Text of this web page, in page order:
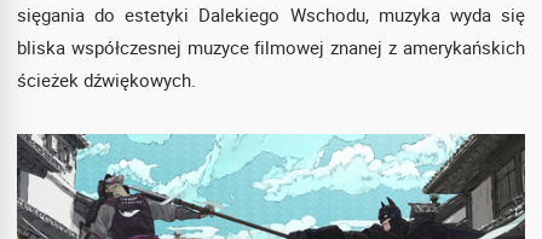
sięgania do estetyki Dalekiego Wschodu, muzyka wyda się
bliska współczesnej muzyce filmowej znanej z amerykańskich
ścieżek dźwiękowych.